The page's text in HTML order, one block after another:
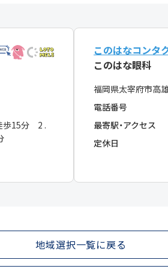
歩15分 2 .
このはなコンタ
このはな眼科
福岡県太宰府市高
電話番号
最寄駅・アクセス
定休日
地域選択一覧に戻る